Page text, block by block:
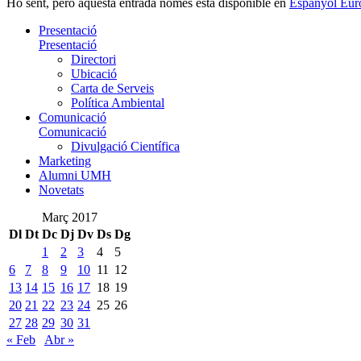
Presentació
Presentació
Directori
Ubicació
Carta de Serveis
Política Ambiental
Comunicació
Comunicació
Divulgació Científica
Marketing
Alumni UMH
Novetats
Març 2017
Dl Dt Dc Dj Dv Ds Dg
1
2 3 4
5
6
7 8 9 10 11
12
13 14 15 16 17 18 19
20 21 22 23 24 25 26
27 28 29 30 31
« Feb
Abr »